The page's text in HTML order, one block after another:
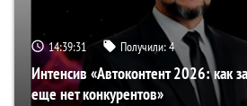
14:39:31 Получили:4
Интенсив «Автоконтент 2026: как
еще нет конкурентов»